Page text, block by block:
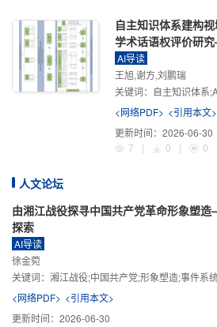
自主知识体系建构
学术话语权评价研
AI导读
王旭,谢方,刘鹏瑞
关键词： 自主知识体系;AI领域论文;国际
<网络PDF> <引用本文>
更新时间： 2026-06-30
7
| 0 | 0
人文论坛
由湘江战役探寻中国共产党革命形象塑
探索
AI导读
徐金菀
关键词： 湘江战役;中国共产党;形象塑造;事件系
<网络PDF> <引用本文>
更新时间： 2026-06-30